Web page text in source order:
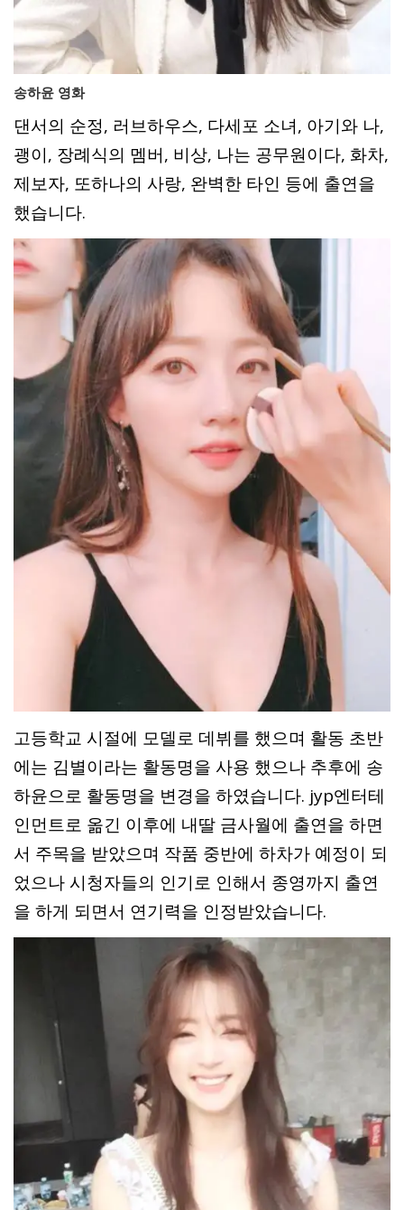
송하윤 영화
댄서의 순정, 러브하우스, 다세포 소녀, 아기와 나,
괭이, 장례식의 멤버, 비상, 나는 공무원이다, 화차,
제보자, 또하나의 사랑, 완벽한 타인 등에 출연을
했습니다.
고등학교 시절에 모델로 데뷔를 했으며 활동 초반
에는 김별이라는 활동명을 사용 했으나 추후에 송
하윤으로 활동명을 변경을 하였습니다. jyp엔터테
인먼트로 옮긴 이후에 내딸 금사월에 출연을 하면
서 주목을 받았으며 작품 중반에 하차가 예정이 되
었으나 시청자들의 인기로 인해서 종영까지 출연
을 하게 되면서 연기력을 인정받았습니다.